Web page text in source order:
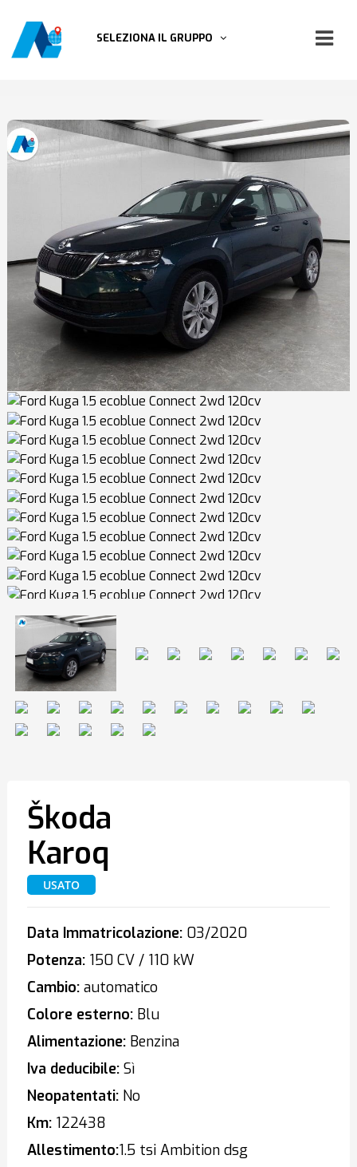
SELEZIONA IL GRUPPO
Škoda
Karoq
USATO
Data Immatricolazione:03/2020
Potenza:150 CV / 110 kW
Cambio:automatico
Colore esterno:Blu
Alimentazione:Benzina
Iva deducibile:Sì
Neopatentati:No
Km:122438
Allestimento:1.5 tsi Ambition dsg